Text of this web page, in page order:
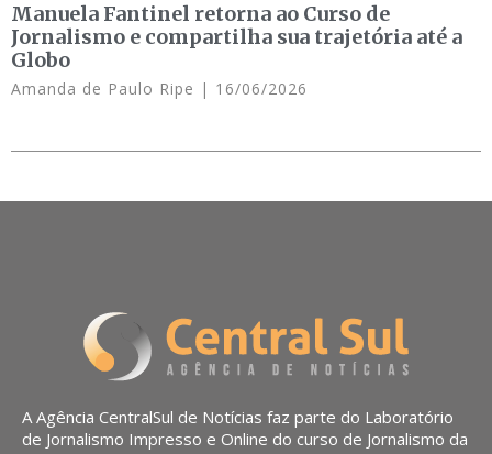
Manuela Fantinel retorna ao Curso de
Jornalismo e compartilha sua trajetória até a
Globo
Amanda de Paulo Ripe 16/06/2026
A Agência CentralSul de Notícias faz parte do Laboratório
de Jornalismo Impresso e Online do curso de Jornalismo da